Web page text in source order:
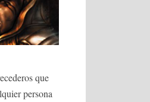
que
persona